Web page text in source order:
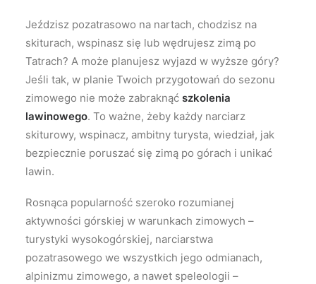
Jeździsz pozatrasowo na nartach, chodzisz na
skiturach, wspinasz się lub wędrujesz zimą po
Tatrach? A może planujesz wyjazd w wyższe góry?
Jeśli tak, w planie Twoich przygotowań do sezonu
zimowego nie może zabraknąć szkolenia
lawinowego. To ważne, żeby każdy narciarz
skiturowy, wspinacz, ambitny turysta, wiedział, jak
bezpiecznie poruszać się zimą po górach i unikać
lawin.
Rosnąca popularność szeroko rozumianej
aktywności górskiej w warunkach zimowych –
turystyki wysokogórskiej, narciarstwa
pozatrasowego we wszystkich jego odmianach,
alpinizmu zimowego, a nawet speleologii –